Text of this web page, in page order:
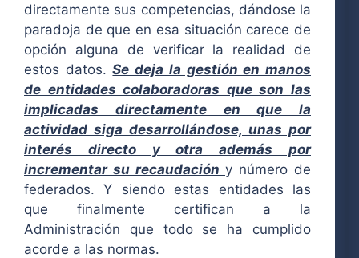
directamente sus competencias, dándose la
paradoja de que en esa situación carece de
opción alguna de verificar la realidad de
estos datos.Se deja la gestión en manos
de entidades colaboradoras que son las
implicadas directamente en que la
actividad siga desarrollándose, unas por
interés directo y otra además por
incrementar su recaudación y número de
federados. Y siendo estas entidades las
que finalmente certifican a la
Administración que todo se ha cumplido
acorde a las normas.